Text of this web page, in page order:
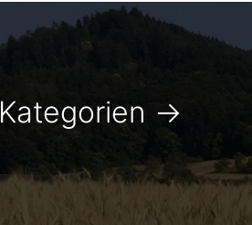
Kategorien →